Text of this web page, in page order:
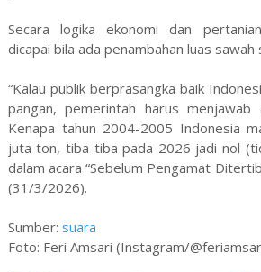
Secara logika ekonomi dan
dicapai bila ada penambahan luas sawah
“Kalau publik berprasangka baik
pangan, pemerintah harus menjawab
Kenapa tahun 2004-2005 Indonesia
juta ton, tiba-tiba pada 2026 jadi nol
dalam acara “Sebelum Pengamat
(31/3/2026).
Sumber: suara
Foto: Feri Amsari (Instagram/